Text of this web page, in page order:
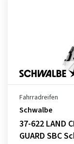
Fahrradreifen
Schwalbe
37-622 LAND
GUARD SBC